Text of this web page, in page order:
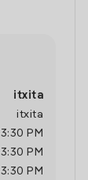
itxita
itxita
3:30 PM
3:30 PM
3:30 PM